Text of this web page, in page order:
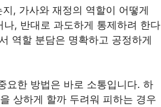
, 가사와 재정의 역할이 어떻게
, 반대로 과도하게 통제하려 한다
역할 분담은 명확하고 공정하게
요한 방법은 바로 소통입니다. 하
상하게 할까 두려워 피하는 경우